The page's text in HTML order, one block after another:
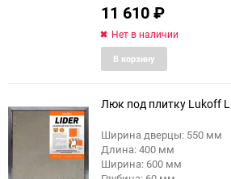
11 610₽
Нет в наличии
В корзину
еще 4 фото
Люк под плитку Lukoff
Ширина дверцы: 550 мм
Длина: 400 мм
Ширина: 600 мм